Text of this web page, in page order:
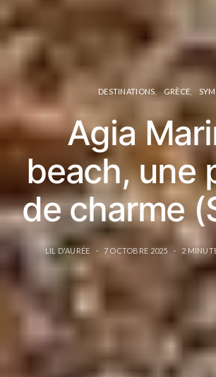
DESTINATIONS GRÈCE
Agia
beach, une
de charme
LIL D'AURÉE 7 OCTOBRE 2025 2